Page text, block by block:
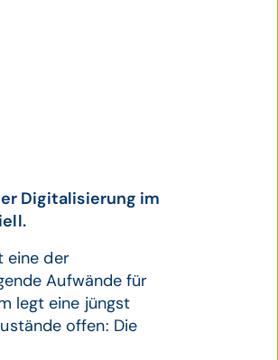
Digitalisierung im
der
Aufwände für
legt eine jüngst
offen: Die